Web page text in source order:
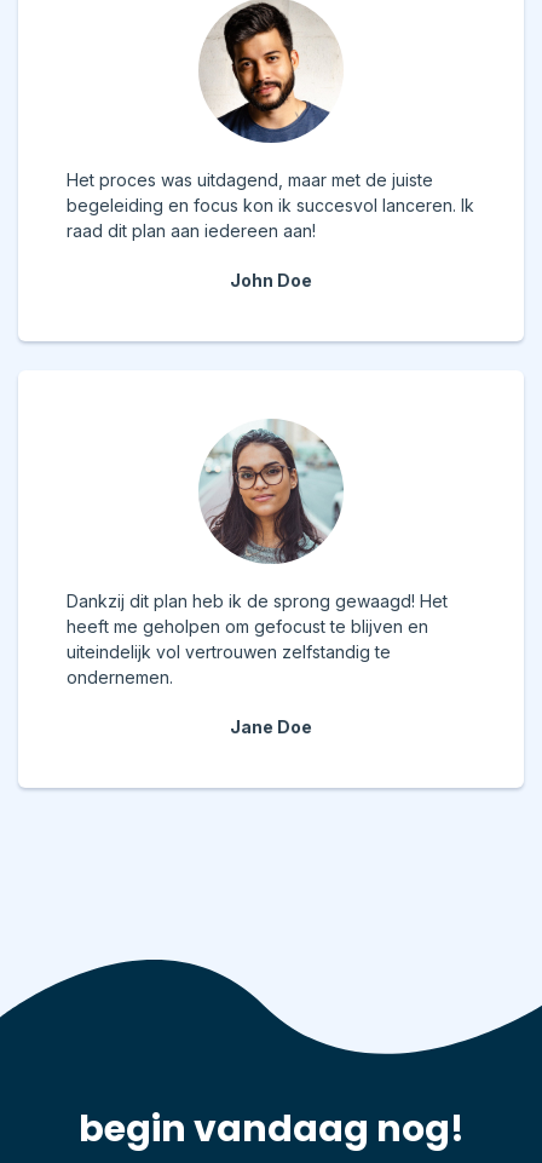
Het proces was uitdagend, maar met de juiste
begeleiding en focus kon ik succesvol lanceren. Ik
raad dit plan aan iedereen aan!
John Doe
Dankzij dit plan heb ik de sprong gewaagd! Het
heeft me geholpen om gefocust te blijven en
uiteindelijk vol vertrouwen zelfstandig te
ondernemen.
Jane Doe
begin vandaag nog!